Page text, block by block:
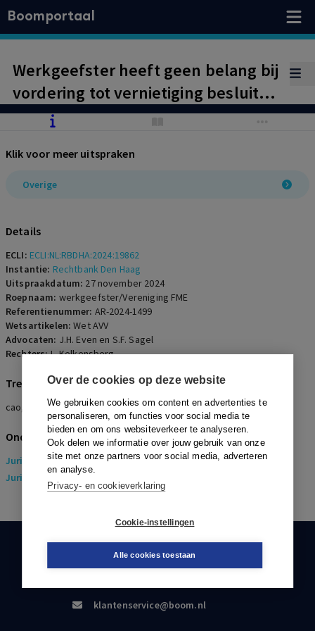
Over de cookies op deze website
We gebruiken cookies om content en advertenties te
personaliseren, om functies voor social media te
bieden en om ons websiteverkeer te analyseren.
Ook delen we informatie over jouw gebruik van onze
site met onze partners voor social media, adverteren
en analyse.
Privacy- en cookieverklaring
Cookie-instellingen
Alle cookies toestaan
Boomportaal
Werkgeefster heeft geen belang bij
vordering tot vernietiging besluit
van werkgeversvereniging FME tot
Metalektro. Cao is algemeen
verbindend verklaard. Vernietiging
door werkgeefster beoogde effect
hebben.
Klik voor meer uitspraken
Overige
Details
ECLI: ECLI:NL:RBDHA:2024:19862
Instantie: Rechtbank Den Haag
Uitspraakdatum: 27 november 2024
Roepnaam: werkgeefster/Vereniging FME
Referentienummer: AR-2024-1499
Wetsartikelen:Wet AVV
Advocaten: J.H. Even en S.F. Sagel
Rechters:L. Kelkensberg
Trefwoorden
cao, avv, redelijk belang, werkgeversvereniging
Onderwerpen
Juridisch> Arbeidsrecht
Juridisch
> Sociaal Zekerheidsrecht
KLANTENSERVICE
klantenservice@boom.nl